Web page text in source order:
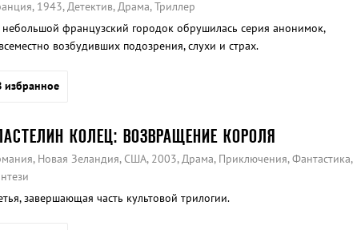
1943, Детектив, Драма, Триллер
французский городок обрушилась серия анонимок,
возбудивших подозрения, слухи и страх.
избранное
КОЛЕЦ: ВОЗВРАЩЕНИЕ КОРОЛЯ
Новая Зеландия, США, 2003, Драма, Приключения, Фантастика,
завершающая часть культовой трилогии.